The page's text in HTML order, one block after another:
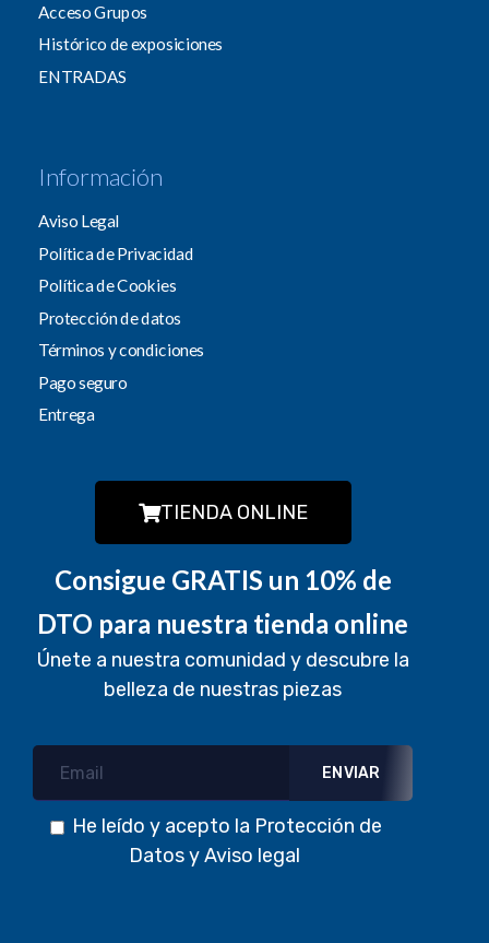
Acceso Grupos
Histórico de exposiciones
ENTRADAS
Información
Aviso Legal
Política de Privacidad
Política de Cookies
Protección de datos
Términos y condiciones
Pago seguro
Entrega
TIENDA ONLINE
Consigue GRATIS un 10% de
DTO para nuestra tienda online
Únete a nuestra comunidad y descubre la
belleza de nuestras piezas
He leído y acepto la Protección de
DatosyAviso legal